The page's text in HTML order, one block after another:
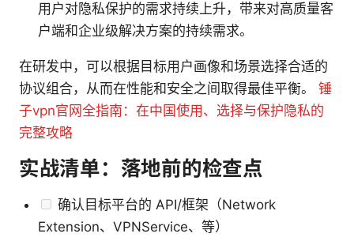
用户对隐私保护的需求持续上升，带来对高质量客
户端和企业级解决方案的持续需求。
在研发中，可以根据目标用户画像和场景选择合适的
协议组合，从而在性能和安全之间取得最佳平衡。 锤
子vpn官网全指南：在中国使用、选择与保护隐私的
完整攻略
实战清单：落地前的检查点
确认目标平台的 API/框架（Network
Extension、VPNService、等）